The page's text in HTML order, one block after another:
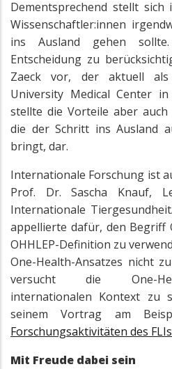
Dementsprechend stellt
Wissenschaftler:innen
ins Ausland gehen
Entscheidung zu
Zaeck vor, der aktuell als
University Medical Center
stellte die Vorteile aber
die der Schritt ins Ausland
bringt, dar.
Internationale Forschung ist
Prof. Dr. Sascha Knauf,
Internationale
appellierte dafür, den Begriff
OHHLEP-Definition zu
One-Health-Ansatzes nicht
versucht die One-
internationalen Kontext zu
seinem Vortrag am
Forschungsaktivitäten des
Mit Freude dabei sein